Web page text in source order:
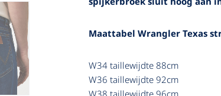
Poloshirts
Maattabel Wrangler Texas
W34 taillewijdte 88cm
W36 taillewijdte 92cm
W38 taillewijdte 96cm